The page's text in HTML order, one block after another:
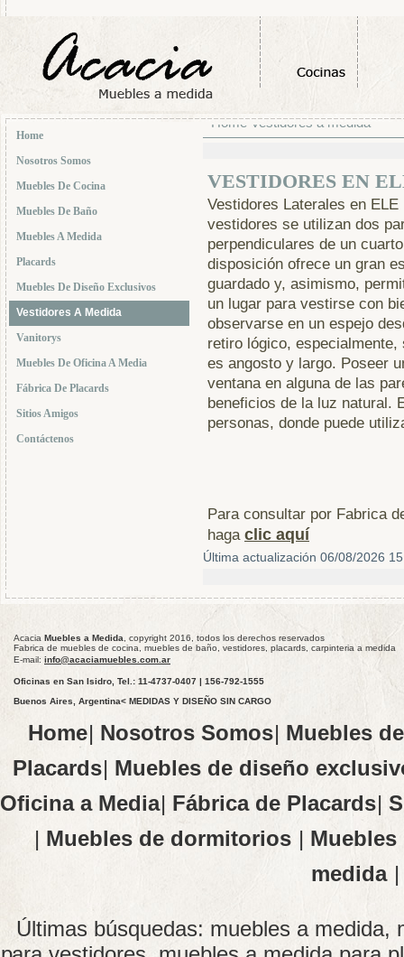
Home Vestidores a medida -
VESTIDORES EN
Vestidores Laterales en ELE
vestidores se utilizan dos
perpendiculares de un
disposición ofrece un gran
guardado y, asimismo,
un lugar para vestirse con
observarse en un espejo
retiro lógico, especialmente,
es angosto y largo. Poseer
ventana en alguna de las
beneficios de la luz natural.
personas, donde puede
Para consultar por Fabrica
haga clic aquí
Última actualización 06/08/2026
Home
Nosotros Somos
Muebles De Cocina
Muebles De Baño
Muebles A Medida
Placards
Muebles De Diseño Exclusivos
Vestidores A Medida
Vanitorys
Muebles De Oficina A Media
Fábrica De Placards
Sitios Amigos
Contáctenos
Acacia Muebles a Medida , copyright 2016, todos los derechos reservados
Fabrica de muebles de cocina, muebles de baño, vestidores, placards, carpinteria a medida
E-mail: info@acaciamuebles.com.ar
Oficinas en San Isidro, Tel.: 11-4737-0407 | 156-792-1555
Buenos Aires, Argentina< MEDIDAS Y DISEÑO SIN CARGO
Home| Nosotros Somos| Muebles
Placards| Muebles de diseño
Oficina a Media| Fábrica de Placards|
| Muebles de dormitorios |
medida
Últimas búsquedas: muebles a